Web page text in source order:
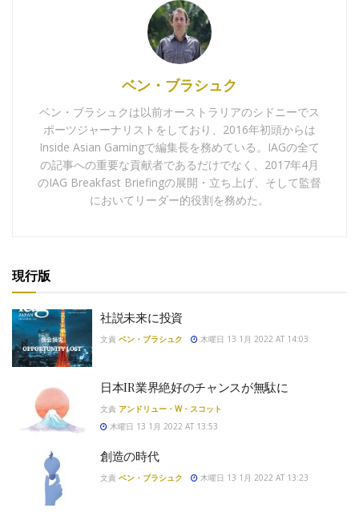
ベン・ブラシュク
ベン・ブラシュクは以前オーストラリアのシドニーでス
ポーツジャーナリストをしており、2016年初頭からは
Inside Asian Gamingで編集長を務めている。IAGの全て
の記事への重要な貢献者であるだけでなく、2017年4月
のIAG Breakfast Briefingの展開・立ち上げ、そして監督
においてリーダー的役割を務めた。
現行版
社説未来に投資
文責 ベン・ブラシュク 木曜日 13 1月 2022 AT 14:03
日本IR業界絶好のチャンスが無駄に
文責 アンドリュー・W・スコット
木曜日 13 1月 2022 AT 13:53
創造の時代
文責 ベン・ブラシュク 木曜日 13 1月 2022 AT 13:23